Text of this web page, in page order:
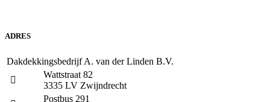
ADRES
Dakdekkingsbedrijf A. van der Linden B.V.
Wattstraat 82
3335 LV Zwijndrecht
Postbus 291